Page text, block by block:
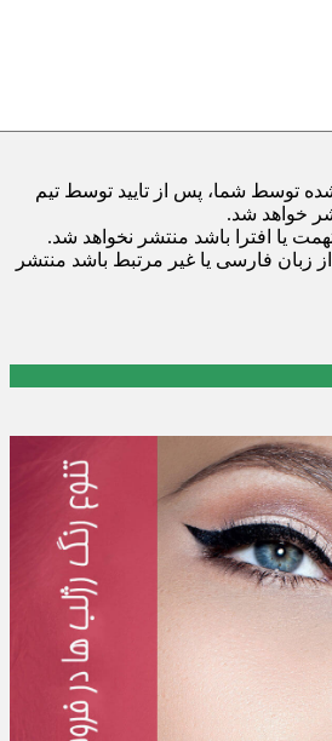
توسط شما، پس از تایید توسط تیم
خواهد شد.
یا افترا باشد منتشر نخواهد شد.
از زبان فارسی یا غیر مرتبط باشد منتشر